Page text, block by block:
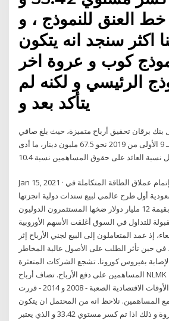
خط العنق للنموذج ، و
اكثر سنجد انه يتكون
كوب و عروة اخر
الرئيسي و لكنه لم
يتأكد بعد و
بنك برقان تحقيق أرباح متميزة، حيث بلغ صافي
الإيرادات لفترة الأشهر الـ 9 الأولى من 2019 نحو 67.5 مليون دينار، ما أدى
Jan 15, 2021 · لم تمض بضعة أشهر من إتمام عملاق الطاقة المتكاملة في
أول طرح عالمي لبيع سندات دولية انجزتها
في 16 أبريل 2019 بقيمة 12 مليار دولار ضخها المستثمرون الدوليون
للتداول في السوق أغلقت الأسهم الأوروبية
إذ عمد المتعاملون إلى البيع لجني الأرباح إثر
حين تأثر الطلب على الأصول عالية المخاطر
بفيروس كورونا. تشجع الشركات المتعثرة
المساهمين على دفع الأرباح. تضاف أرباح NLMK بانتظام إلى المستثمرين
والمضاربين. حتى في الأوقات الاقتصادية الصعبة - 2008 و 2014 - قررت
المساهمين. نلاحظ انه من المحتمل ان يتكون
عندنا نموذج الكوب و العروة و ذلك اذا تم كسر مستوي 33.42 و الذي يعتبر